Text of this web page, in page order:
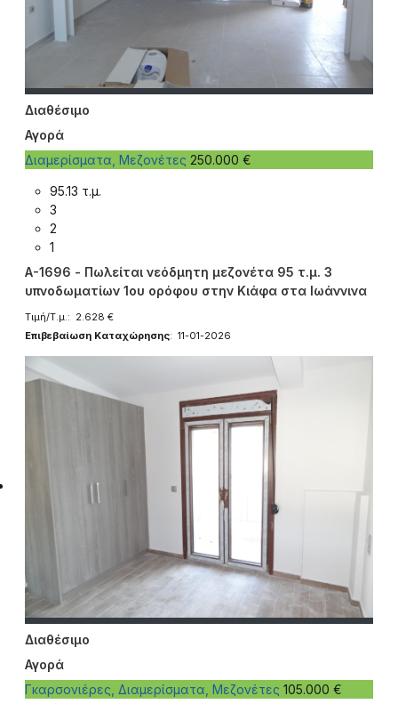
Διαθέσιμο
Αγορά
Διαμερίσματα, Μεζονέτες 250.000 €
95.13 τ.μ.
3
2
1
A-1696 - Πωλείται νεόδμητη μεζονέτα 95 τ.μ. 3
υπνοδωματίων 1ου ορόφου στην Κιάφα στα Ιωάννινα
Τιμή/Τ.μ.: 2.628 €
Επιβεβαίωση Καταχώρησης: 11-01-2026
Διαθέσιμο
Αγορά
Γκαρσονιέρες, Διαμερίσματα, Μεζονέτες 105.000 €